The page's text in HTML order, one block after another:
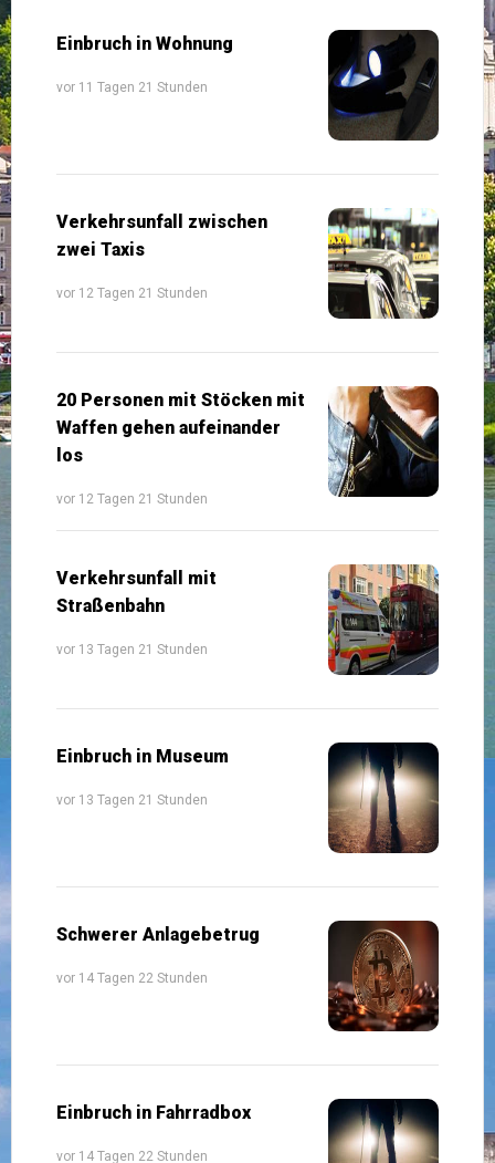
Einbruch in Wohnung
vor 11 Tagen 21 Stunden
Verkehrsunfall zwischen
zwei Taxis
vor 12 Tagen 21 Stunden
20 Personen mit Stöcken mit
Waffen gehen aufeinander
los
vor 12 Tagen 21 Stunden
Verkehrsunfall mit
Straßenbahn
vor 13 Tagen 21 Stunden
Einbruch in Museum
vor 13 Tagen 21 Stunden
Schwerer Anlagebetrug
vor 14 Tagen 22 Stunden
Einbruch in Fahrradbox
vor 14 Tagen 22 Stunden